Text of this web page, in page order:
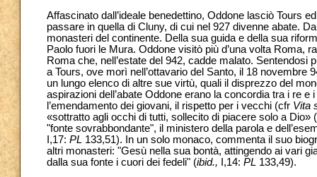
Affascinato dall’ideale benedettino, Oddone lasciò Tours
passare in quella di Cluny, di cui nel 927 divenne abate.
monasteri del continente. Della sua guida e della sua
Paolo fuori le Mura. Oddone visitò più d’una volta Roma,
Roma che, nell’estate del 942, cadde malato.
a Tours, ove morì nell’ottavario del Santo, il 18 novembre
un lungo elenco di altre sue virtù, quali il disprezzo del
aspirazioni dell’abate Oddone erano la concordia tra i re
l’emendamento dei giovani, il rispetto per i vecchi (cfr Vita
«sottratto agli occhi di tutti, sollecito di piacere solo a Dio» (
"fonte sovrabbondante", il ministero della parola e
I,17: PL 133,51). In un solo monaco, commenta il suo
altri monasteri: "Gesù nella sua bontà, attingendo ai vari
dalla sua fonte i cuori dei fedeli" (ibid., I,14: PL 133,49).